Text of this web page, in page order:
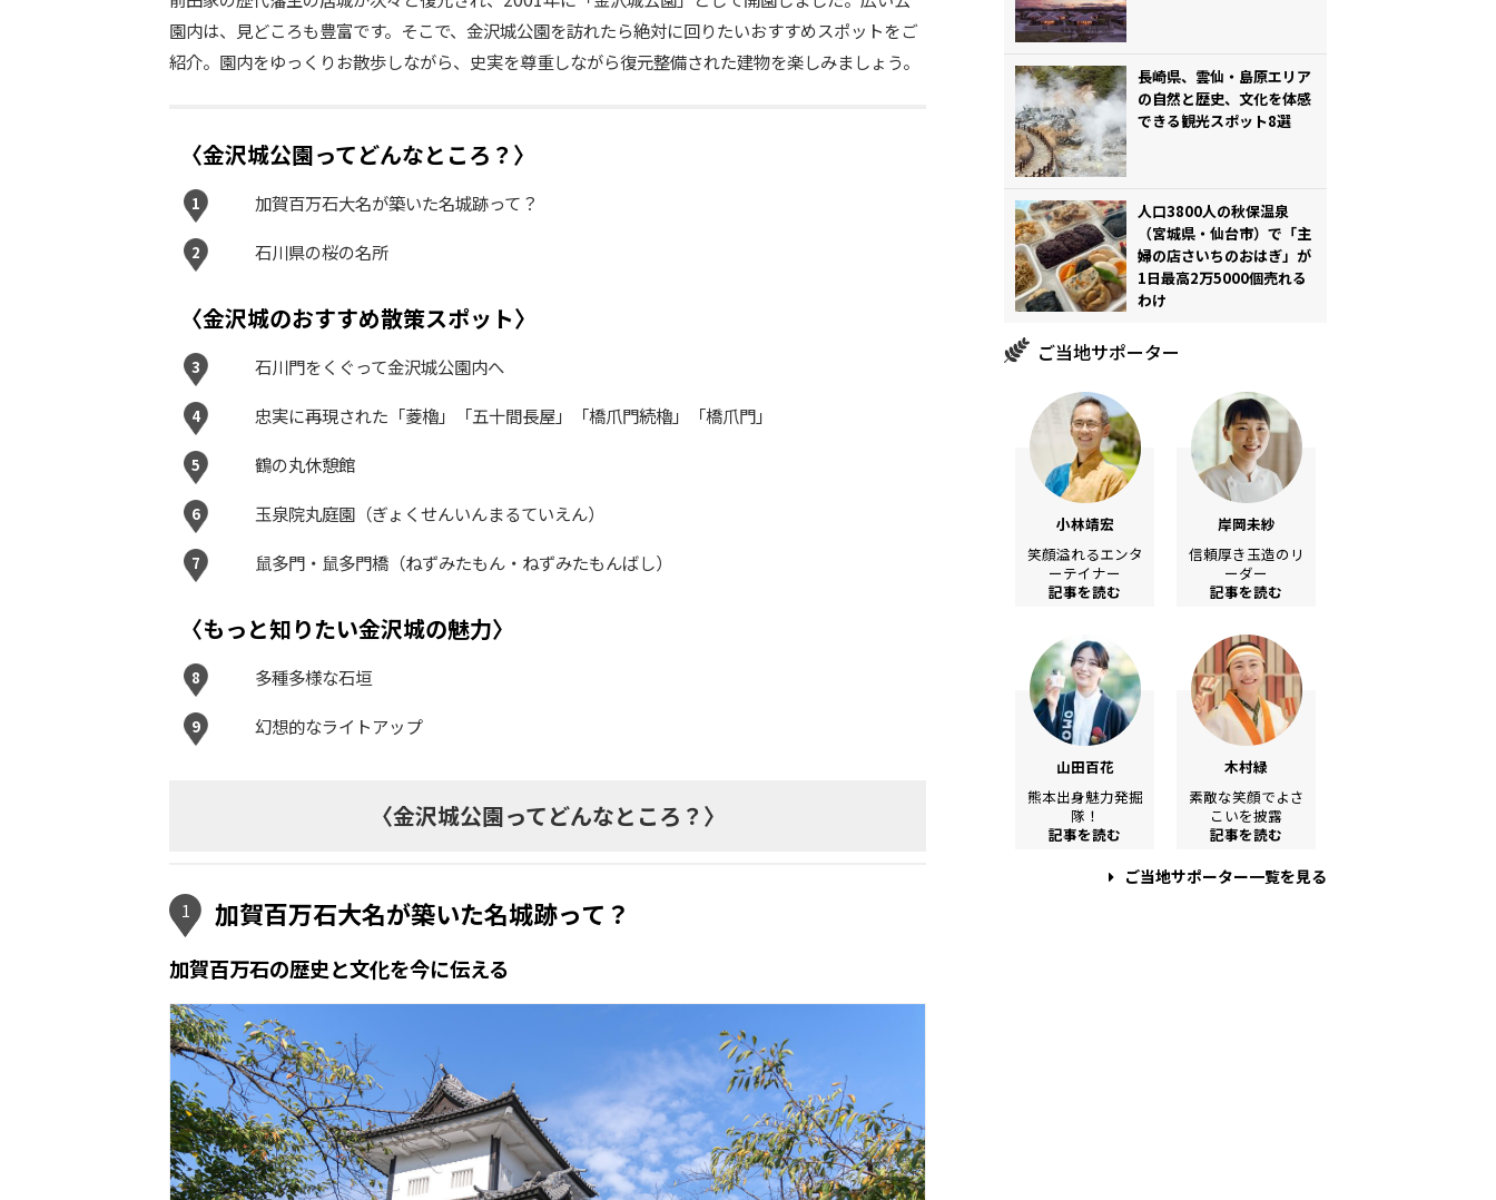
園内は、見どころも豊富です。そこで、金沢城公園を訪れたら絶対に回りたいおすすめスポットをご
紹介。園内をゆっくりお散歩しながら、史実を尊重しながら復元整備された建物を楽しみましょう。
〈金沢城公園ってどんなところ？〉
1 加賀百万石大名が築いた名城跡って？
2 石川県の桜の名所
〈金沢城のおすすめ散策スポット〉
3 石川門をくぐって金沢城公園内へ
4 忠実に再現された「菱櫓」「五十間長屋」「橋爪門続櫓」「橋爪門」
5 鶴の丸休憩館
6 玉泉院丸庭園（ぎょくせんいんまるていえん）
7 鼠多門・鼠多門橋（ねずみたもん・ねずみたもんばし）
〈もっと知りたい金沢城の魅力〉
8 多種多様な石垣
9 幻想的なライトアップ
〈金沢城公園ってどんなところ？〉
1 加賀百万石大名が築いた名城跡って？
加賀百万石の歴史と文化を今に伝える
長崎県、雲仙・島原エリア
の自然と歴史、文化を体感
できる観光スポット8選
人口3800人の秋保温泉
（宮城県・仙台市）で「主
婦の店さいちのおはぎ」が
1日最高2万5000個売れる
わけ
ご当地サポーター
小林靖宏
笑顔溢れるエンタ
ーテイナー
記事を読む
岸岡未紗
信頼厚き玉造のリ
ーダー
記事を読む
山田百花
熊本出身魅力発掘
隊！
記事を読む
木村緑
素敵な笑顔でよさ
こいを披露
記事を読む
ご当地サポーター一覧を見る